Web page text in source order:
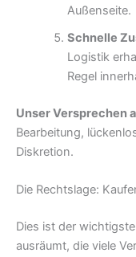
Außenseite.
Schnelle
Logistik
Regel
Unser Versprechen
Bearbeitung,
Diskretion.
Die Rechtslage:
Dies ist der
ausräumt, die viele